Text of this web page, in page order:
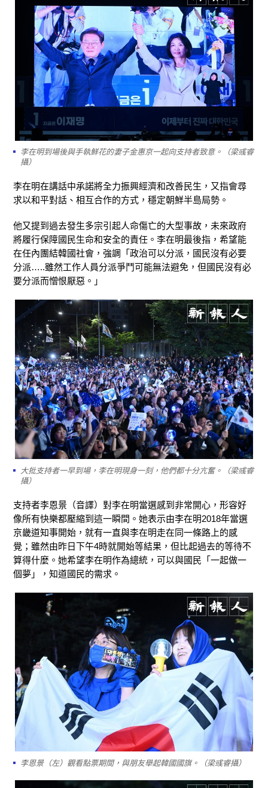
李在明到場後與手執鮮花的妻子金惠京一起向支持者致意。（梁彧睿
攝）
李在明在講話中承諾將全力振興經濟和改善民生，又指會尋
求以和平對話、相互合作的方式，穩定朝鮮半島局勢。
他又提到過去發生多宗引起人命傷亡的大型事故，未來政府
將履行保障國民生命和安全的責任。李在明最後指，希望能
在任內團結韓國社會，強調「政治可以分派，國民沒有必要
分派…..雖然工作人員分派爭鬥可能無法避免，但國民沒有必
要分派而憎恨厭惡。」
大批支持者一早到場，李在明現身一刻，他們都十分亢奮。（梁彧睿
攝）
支持者李恩景（音譯）對李在明當選感到非常開心，形容好
像所有快樂都壓縮到這一瞬間。她表示由李在明2018年當選
京畿道知事開始，就有一直與李在明走在同一條路上的感
覺；雖然由昨日下午4時就開始等結果，但比起過去的等待不
算得什麼。她希望李在明作為總統，可以與國民「一起做一
個夢」，知道國民的需求。
李恩景（左）觀看點票期間，與朋友舉起韓國國旗。（梁彧睿攝）